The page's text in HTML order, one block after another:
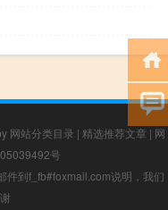
网站分类目录 | 精选推荐文章 | 网
号
件到f_fb#foxmail.com说明，我们